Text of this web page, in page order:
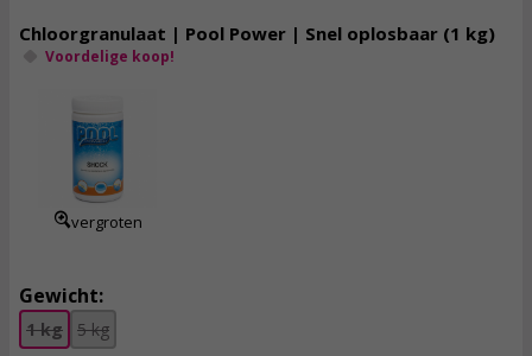
Chloorgranulaat | Pool Power | Snel oplosbaar (1 kg)
Voordelige koop!
vergroten
Gewicht:
1 kg 5 kg